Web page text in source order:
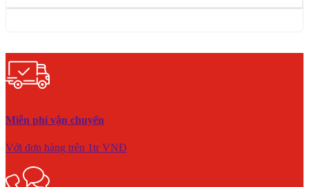
Miễn phí vận chuyển
Với đơn hàng trên 1tr VNĐ